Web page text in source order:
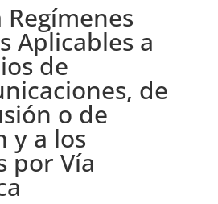
Aplicables a
de
de
o de
y a los
por Vía